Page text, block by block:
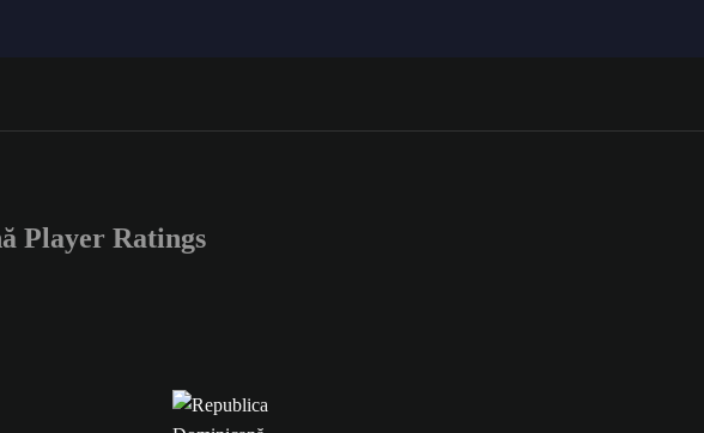
Player Ratings